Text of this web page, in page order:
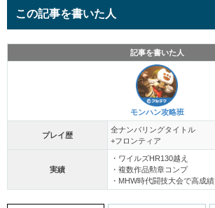
この記事を書いた人
記事を書いた人
モンハン攻略班
プレイ歴
全ナンバリングタイトル
+フロンティア
実績
・ワイルズHR130越え
・複数作品勲章コンプ
・MHW時代闘技大会で高成績